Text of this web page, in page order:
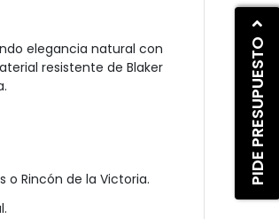
PIDE PRESUPUESTO
elegancia natural con
resistente de Blaker
Rincón de la Victoria.